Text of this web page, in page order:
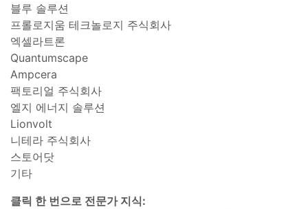
블루 솔루션
프롤로지움 테크놀로지 주식회사
엑셀라트론
Quantumscape
Ampcera
팩토리얼 주식회사
엘지 에너지 솔루션
Lionvolt
니테라 주식회사
스토어닷
기타
클릭 한 번으로 전문가 지식: